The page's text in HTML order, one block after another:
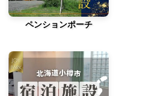
ペンションポーチ